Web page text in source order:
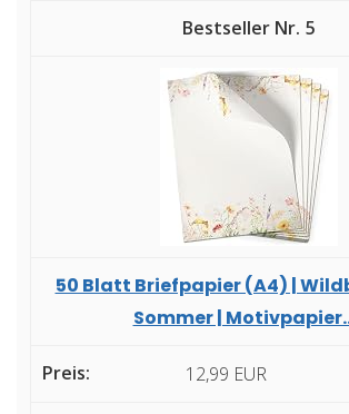
5
50 Blatt Briefpapier (A4) |
Sommer |
12,99 EUR